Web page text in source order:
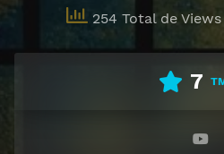
254 Total de Views
7